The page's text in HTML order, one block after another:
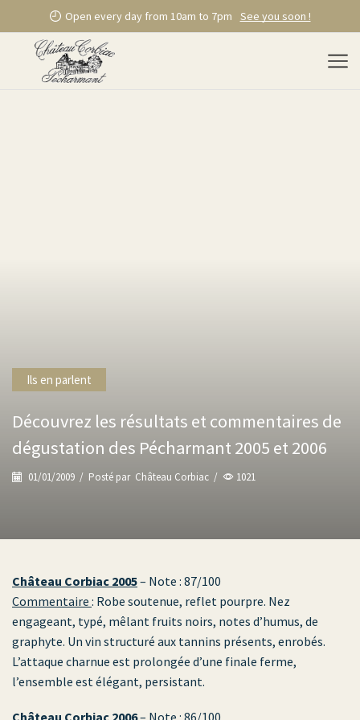
Open every day from 10am to 7pm See you soon !
Ils en parlent
Découvrez les résultats et commentaires de
dégustation des Pécharmant 2005 et 2006
01/01/2009 / Posté par Château Corbiac / 1021
Château Corbiac 2005– Note : 87/100
Commentaire : Robe soutenue, reflet pourpre. Nez
engageant, typé, mêlant fruits noirs, notes d’humus, de
graphyte. Un vin structuré aux tannins présents, enrobés.
L’attaque charnue est prolongée d’une finale ferme,
l’ensemble est élégant, persistant.
Château Corbiac 2006– Note : 86/100